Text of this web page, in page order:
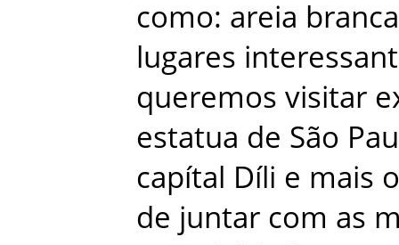
como: areia branca
lugares
queremos visitar
estatua de São
capítal Díli e mais
de juntar com as